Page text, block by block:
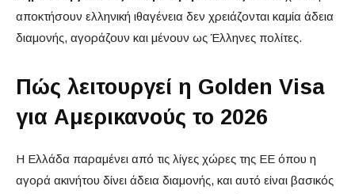
αποκτήσουν ελληνική ιθαγένεια δεν χρειάζονται καμία άδεια
διαμονής, αγοράζουν και μένουν ως Έλληνες πολίτες.
Πώς λειτουργεί η Golden Visa
για Αμερικανούς το 2026
Η Ελλάδα παραμένει από τις λίγες χώρες της ΕΕ όπου η
αγορά ακινήτου δίνει άδεια διαμονής, και αυτό είναι βασικός